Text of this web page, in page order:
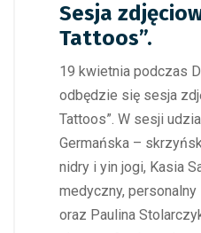
Sesja
Tattoos”.
19 kwietnia podczas
odbędzie się sesja
Tattoos”. W sesji
Germańska –
nidry i yin jogi, Kasia
medyczny,
oraz Paulina